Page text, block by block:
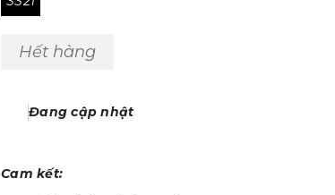
Hết hàng
Đang cập nhật
Cam kết: